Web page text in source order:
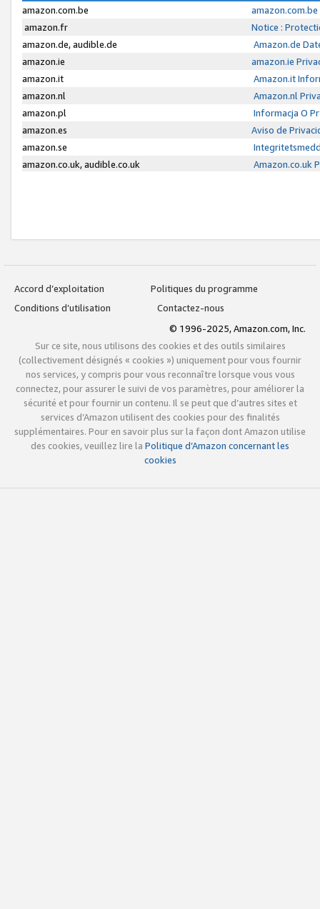
amazon.com.be
amazon.fr
Notice :
amazon.de, audible.de
Amazon.de
amazon.ie
amazon.ie
amazon.it
Amazon.it
amazon.nl
Amazon.nl
amazon.pl
Informacja O
amazon.es
Aviso de
amazon.se
amazon.co.uk, audible.co.uk
Amazon.co.uk
Accord d’exploitation
Politiques du programme
Conditions d’utilisation
Contactez-nous
© 1996-2025, Amazon.com, Inc.
Sur ce site, nous utilisons des cookies et des outils similaires
(collectivement désignés « cookies ») uniquement pour vous fournir
nos services, y compris pour vous reconnaître lorsque vous vous
connectez, pour assurer le suivi de vos paramètres, pour améliorer la
sécurité et pour fournir un contenu. Il se peut que d’autres sites et
services d’Amazon utilisent des cookies pour des finalités
supplémentaires. Pour en savoir plus sur la façon dont Amazon utilise
des cookies, veuillez lire la Politique d’Amazon concernant les
cookies